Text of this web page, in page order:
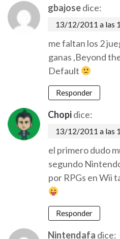
gbajosedice:
13/12/2011 a las
me faltan los 2
ganas ,Beyond
Default
Responder
Chopidice:
13/12/2011 a las
el primero dudo
segundo
por RPGs en Wii
Responder
Nintendafa dice: